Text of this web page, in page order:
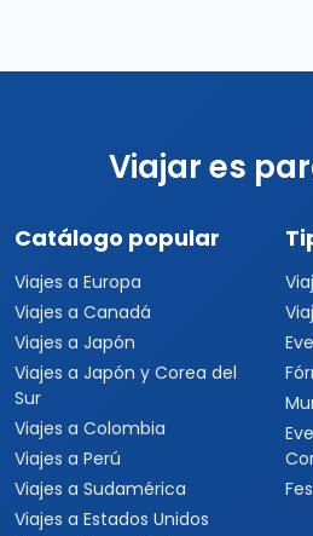
Viajar es
Catálogo popular
Viajes a Europa
Viajes a Canadá
Viajes a Japón
Viajes a Japón y Corea del
Sur
Viajes a Colombia
Viajes a Perú
Viajes a Sudamérica
Viajes a Estados Unidos